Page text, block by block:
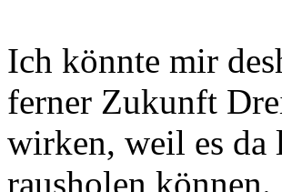
Ich könnte mir
ferner Zukunft
wirken, weil es da
rausholen können.